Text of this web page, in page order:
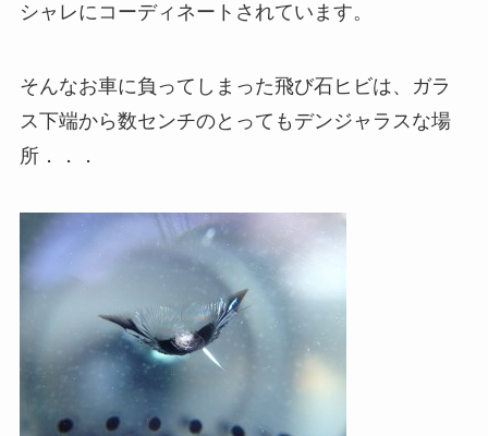
シャレにコーディネートされています。
そんなお車に負ってしまった飛び石ヒビは、ガラ
ス下端から数センチのとってもデンジャラスな場
所．．．